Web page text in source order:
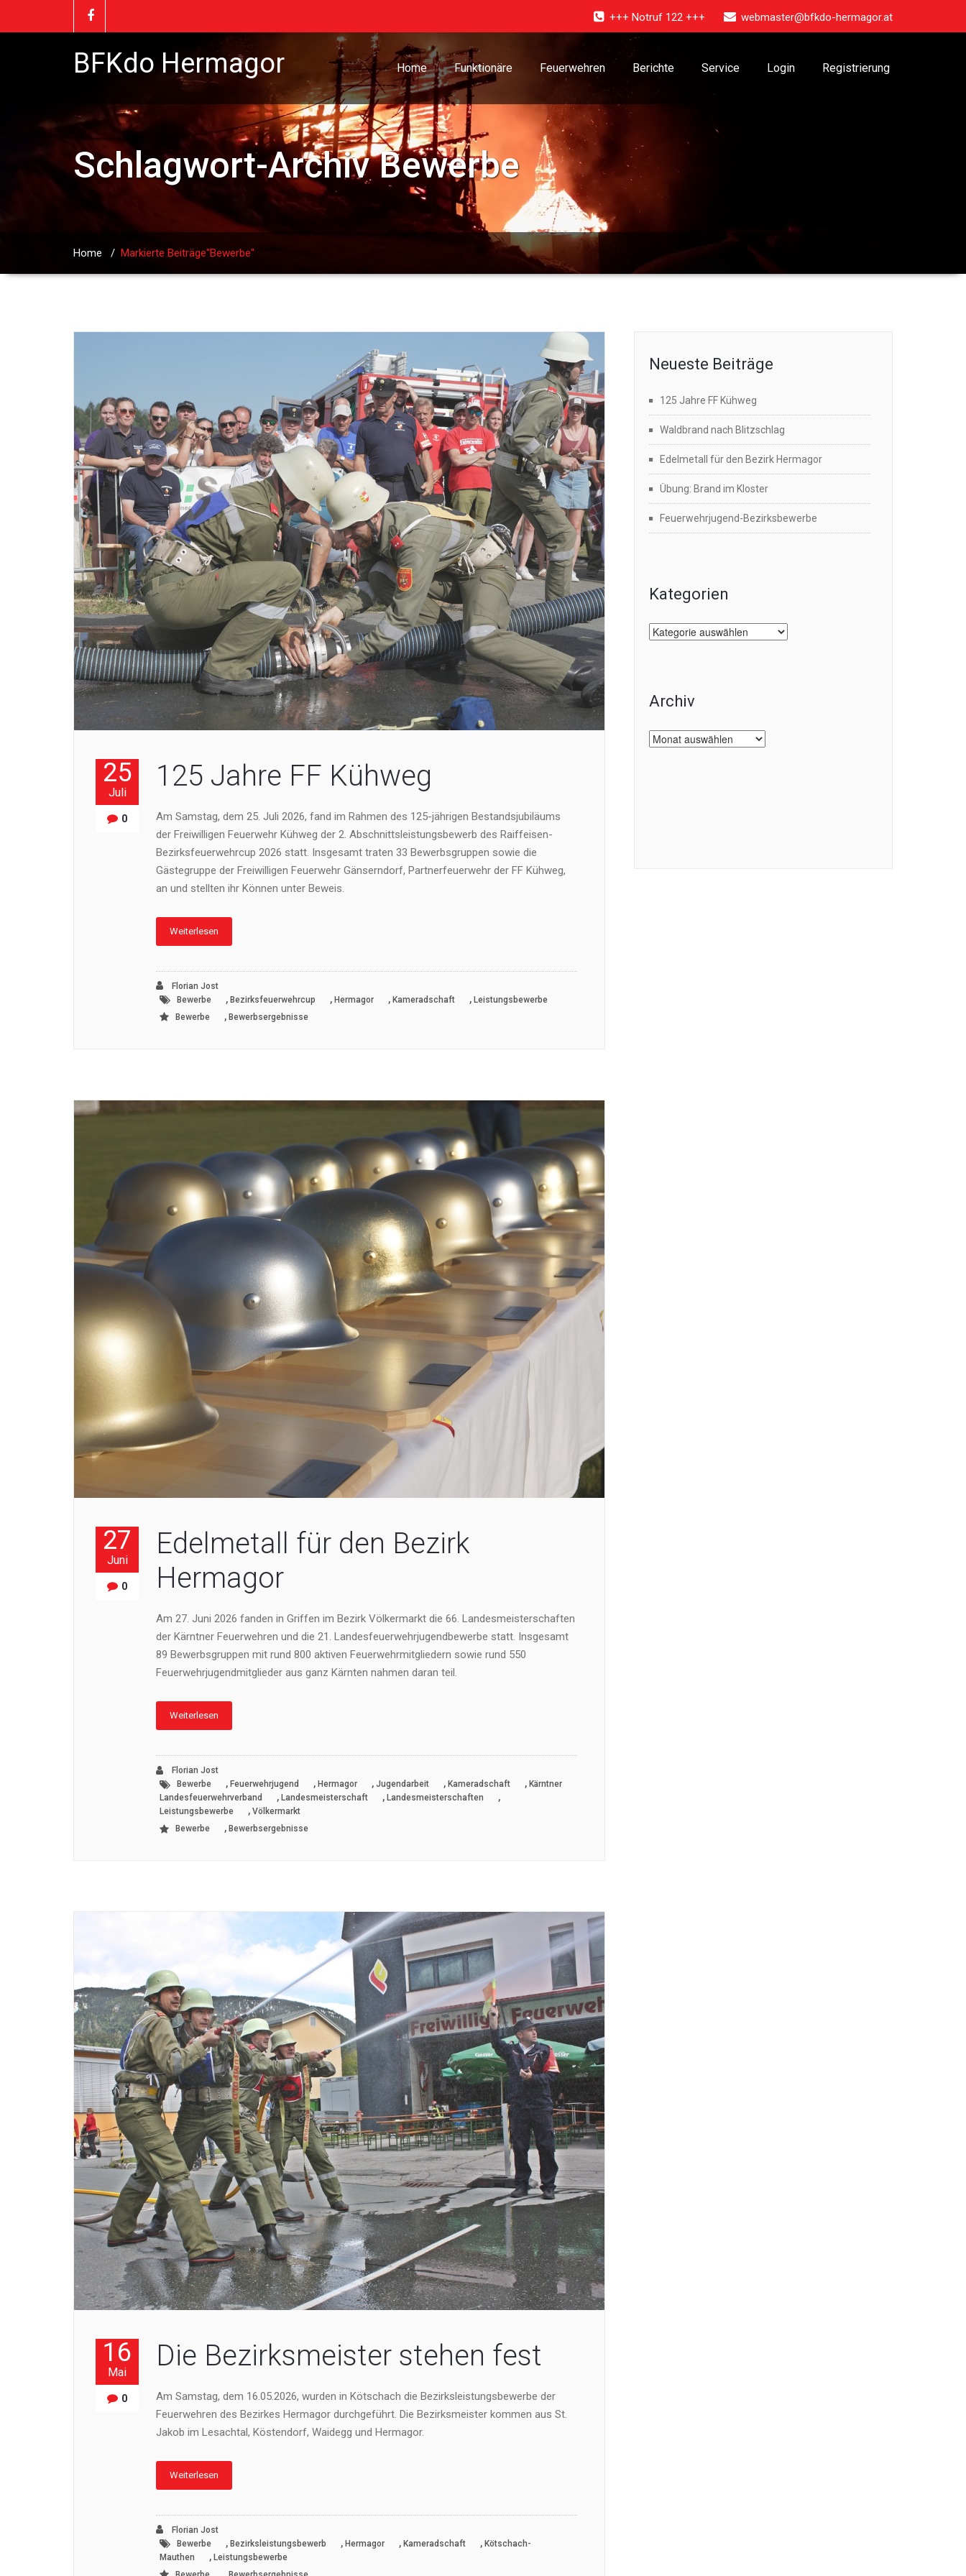
+++ Notruf 122 +++ webmaster@bfkdo-hermagor.at
BFKdo Hermagor Home Funktionäre Feuerwehren Berichte Service Login Registrierung
Schlagwort-ArchivBewerbe
Home / Markierte Beiträge"Bewerbe"
25
Juli
0
125 Jahre FF Kühweg
Am Samstag, dem 25. Juli 2026, fand im Rahmen des 125-jährigen Bestandsjubiläums
der Freiwilligen Feuerwehr Kühweg der 2. Abschnittsleistungsbewerb des Raiffeisen-
Bezirksfeuerwehrcup 2026 statt. Insgesamt traten 33 Bewerbsgruppen sowie die
Gästegruppe der Freiwilligen Feuerwehr Gänserndorf, Partnerfeuerwehr der FF Kühweg,
an und stellten ihr Können unter Beweis.
Weiterlesen
Florian Jost
Bewerbe
, Bezirksfeuerwehrcup , Hermagor , Kameradschaft , Leistungsbewerbe
Bewerbe
, Bewerbsergebnisse
27
Juni
0
Edelmetall für den Bezirk
Hermagor
Am 27. Juni 2026 fanden in Griffen im Bezirk Völkermarkt die 66. Landesmeisterschaften
der Kärntner Feuerwehren und die 21. Landesfeuerwehrjugendbewerbe statt. Insgesamt
89 Bewerbsgruppen mit rund 800 aktiven Feuerwehrmitgliedern sowie rund 550
Feuerwehrjugendmitglieder aus ganz Kärnten nahmen daran teil.
Weiterlesen
Florian Jost
Bewerbe
, Feuerwehrjugend , Hermagor , Jugendarbeit , Kameradschaft , Kärntner
Landesfeuerwehrverband
, Landesmeisterschaft , Landesmeisterschaften ,
Leistungsbewerbe , Völkermarkt
Bewerbe
, Bewerbsergebnisse
16
Mai
0
Die Bezirksmeister stehen fest
Am Samstag, dem 16.05.2026, wurden in Kötschach die Bezirksleistungsbewerbe der
Feuerwehren des Bezirkes Hermagor durchgeführt. Die Bezirksmeister kommen aus St.
Jakob im Lesachtal, Köstendorf, Waidegg und Hermagor.
Weiterlesen
Florian Jost
Bewerbe
, Bezirksleistungsbewerb , Hermagor , Kameradschaft , Kötschach-
Mauthen
, Leistungsbewerbe
Neueste Beiträge
125 Jahre FF Kühweg
Waldbrand nach Blitzschlag
Edelmetall für den Bezirk Hermagor
Übung: Brand im Kloster
Feuerwehrjugend-Bezirksbewerbe
Kategorien
Kategorien
Archiv
Archiv